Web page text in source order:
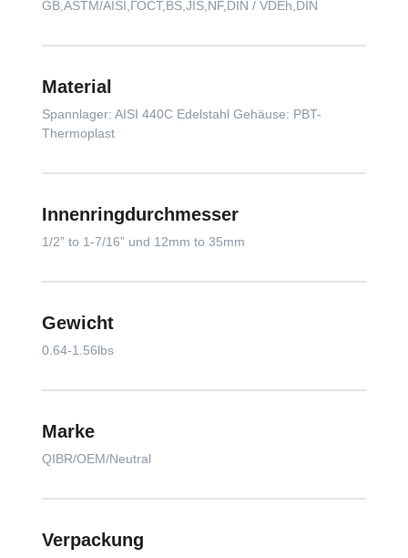
GB,ASTM/AISI,ГОСТ,BS,JIS,NF,DIN / VDEh,DIN
Material
Spannlager: AISI 440C Edelstahl Gehäuse: PBT-
Thermoplast
Innenringdurchmesser
1/2” to 1-7/16” und 12mm to 35mm
Gewicht
0.64-1.56lbs
Marke
QIBR/OEM/Neutral
Verpackung